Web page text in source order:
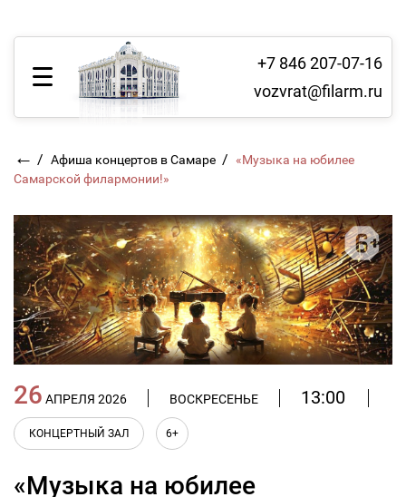
+7 846 207-07-16
vozvrat@filarm.ru
← / Афиша концертов в Самаре / «Музыка на юбилее
Самарской филармонии!»
26 АПРЕЛЯ 2026 ВОСКРЕСЕНЬЕ 13:00
КОНЦЕРТНЫЙ ЗАЛ 6+
«Музыка на юбилее